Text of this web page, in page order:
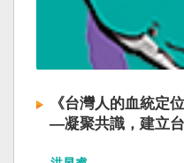
《台灣人的血統定
—凝聚共識，建立